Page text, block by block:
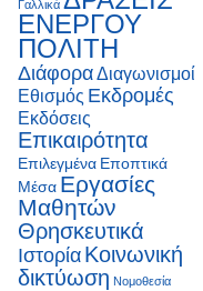
Γαλλικά
ΕΝΕΡΓΟΥ
ΠΟΛΙΤΗ
ΔιάφοραΔιαγωνισμοί
Εθισμός Εκδρομές
Εκδόσεις
Επικαιρότητα
Επιλεγμένα Εποπτικά
Μέσα Εργασίες
Μαθητών
Θρησκευτικά
ΙστορίαΚοινωνική
δικτύωση Νομοθεσία